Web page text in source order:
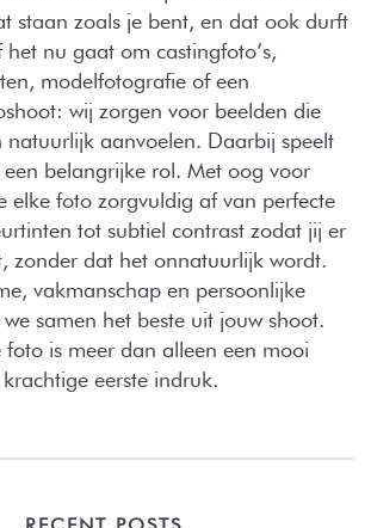
staan zoals je bent, en dat ook durft
nu gaat om castingfoto’s,
modelfotografie of een
wij zorgen voor beelden die
natuurlijk aanvoelen. Daarbij speelt
een belangrijke rol. Met oog voor
elke foto zorgvuldig af van perfecte
tot subtiel contrast zodat jij er
zonder dat het onnatuurlijk wordt.
vakmanschap en persoonlijke
samen het beste uit jouw shoot.
foto is meer dan alleen een mooi
eerste indruk.
RECENT POSTS